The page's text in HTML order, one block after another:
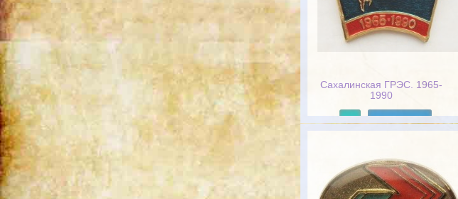
Сахалинская ГРЭС. 1965-
1990